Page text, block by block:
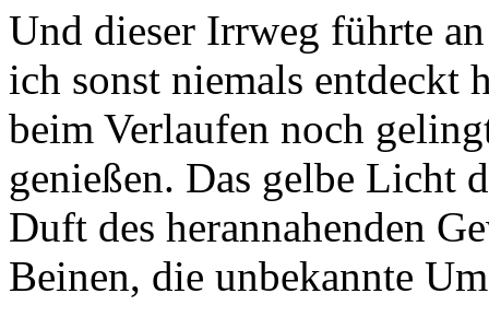
Und dieser Irrweg führte
ich sonst niemals entdeckt
beim Verlaufen noch
genießen. Das gelbe Licht
Duft des herannahenden
Beinen, die unbekannte